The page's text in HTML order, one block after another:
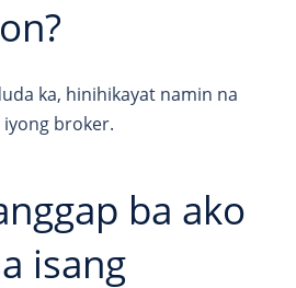
ka, hinihikayat namin na
broker.
ba ako
isang